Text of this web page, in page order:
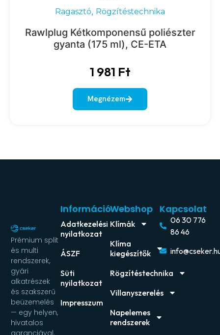
Ragasztó, Rögzítéstechnika
Rawlplug Kétkomponensű poliészter
gyanta (175 ml), CE-ETA
1 981 Ft
Megnézem
Prémium split
és multi
rendszerek,
gyári
alkatrészek
és szakszerű
beüzemelés
— egy helyen,
hivatalos
garanciával.
Webshop
Klímák
Klíma
kiegészítők
Rögzítéstechnika
Villanyszerelés
Napelemes
rendszerek
Információ
Adatkezelési
nyilatkozat
ÁSZF
Süti
nyilatkozat
Impresszum
Kapcsolat
06 30 776
86 46